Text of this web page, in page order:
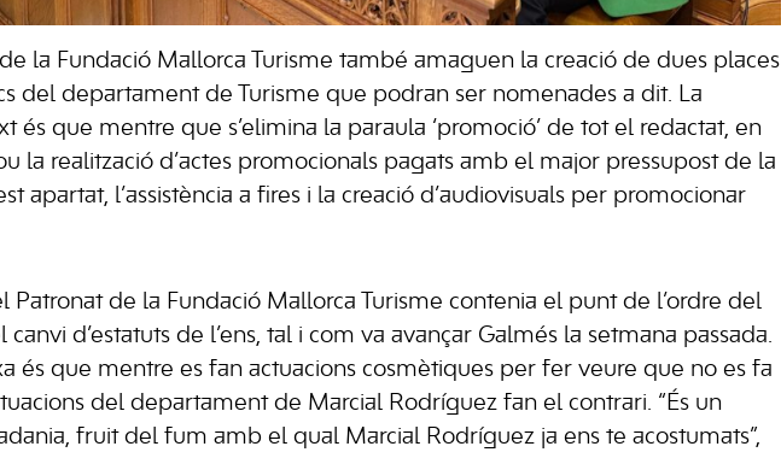
la Fundació Mallorca Turisme també amaguen la creació de dues places
del departament de Turisme que podran ser nomenades a dit. La
és que mentre que s’elimina la paraula ‘promoció’ de tot el redactat, en
la realització d’actes promocionals pagats amb el major pressupost de la
apartat, l’assistència a fires i la creació d’audiovisuals per promocionar
Patronat de la Fundació Mallorca Turisme contenia el punt de l’ordre del
d’estatuts de l’ens, tal i com va avançar Galmés la setmana passada.
és que mentre es fan actuacions cosmètiques per fer veure que no es fa
del departament de Marcial Rodríguez fan el contrari. “És un
fruit del fum amb el qual Marcial Rodríguez ja ens te acostumats”,